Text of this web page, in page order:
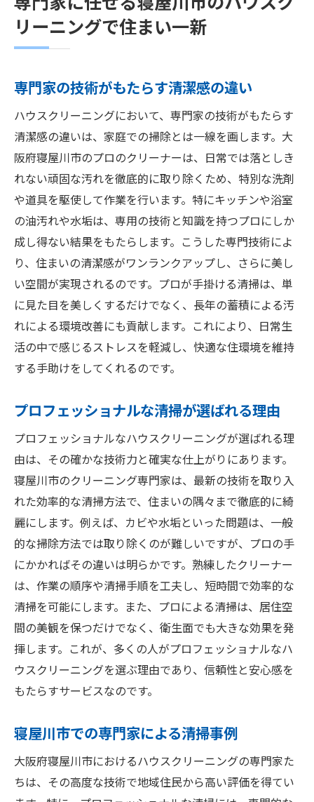
リーニングで住まい一新
専門家の技術がもたらす清潔感の違い
ハウスクリーニングにおいて、専門家の技術がもたらす
清潔感の違いは、家庭での掃除とは一線を画します。大
阪府寝屋川市のプロのクリーナーは、日常では落としき
れない頑固な汚れを徹底的に取り除くため、特別な洗剤
や道具を駆使して作業を行います。特にキッチンや浴室
の油汚れや水垢は、専用の技術と知識を持つプロにしか
成し得ない結果をもたらします。こうした専門技術によ
り、住まいの清潔感がワンランクアップし、さらに美し
い空間が実現されるのです。プロが手掛ける清掃は、単
に見た目を美しくするだけでなく、長年の蓄積による汚
れによる環境改善にも貢献します。これにより、日常生
活の中で感じるストレスを軽減し、快適な住環境を維持
する手助けをしてくれるのです。
プロフェッショナルな清掃が選ばれる理由
プロフェッショナルなハウスクリーニングが選ばれる理
由は、その確かな技術力と確実な仕上がりにあります。
寝屋川市のクリーニング専門家は、最新の技術を取り入
れた効率的な清掃方法で、住まいの隅々まで徹底的に綺
麗にします。例えば、カビや水垢といった問題は、一般
的な掃除方法では取り除くのが難しいですが、プロの手
にかかればその違いは明らかです。熟練したクリーナー
は、作業の順序や清掃手順を工夫し、短時間で効率的な
清掃を可能にします。また、プロによる清掃は、居住空
間の美観を保つだけでなく、衛生面でも大きな効果を発
揮します。これが、多くの人がプロフェッショナルなハ
ウスクリーニングを選ぶ理由であり、信頼性と安心感を
もたらすサービスなのです。
寝屋川市での専門家による清掃事例
大阪府寝屋川市におけるハウスクリーニングの専門家た
ちは、その高度な技術で地域住民から高い評価を得てい